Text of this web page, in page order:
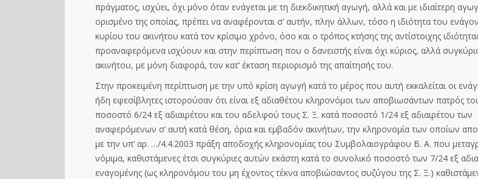
πράγματος, ισχύει, όχι μόνο όταν ενάγεται με τη διεκδικητική αγωγή, αλλά και με ιδιαίτερη
ορισμένο της οποίας, πρέπει να αναφέρονται σ’ αυτήν, πλην άλλων, τόσο η ιδιότητα του
κυρίου του ακινήτου κατά τον κρίσιμο χρόνο, όσο και ο τρόπος κτήσης της αντίστοιχης
προαναφερόμενα ισχύουν και στην περίπτωση που ο δανειστής είναι όχι κύριος, αλλά
ακινήτου, με μόνη διαφορά, τον κατ’ έκταση περιορισμό της απαίτησής του.
Στην προκειμένη περίπτωση με την υπό κρίση αγωγή κατά το μέρος που αυτή εκκαλείται οι ε
ήδη εφεσίβλητες ιστορούσαν ότι είναι εξ αδιαθέτου κληρονόμοι των αποβιωσάντων πατρός
ποσοστό 6/24 εξ αδιαιρέτου και του αδελφού τους Σ. Ξ. κατά ποσοστό 1/24 εξ αδιαιρέτου των
αναφερόμενων σ’ αυτή κατά θέση, όρια και εμβαδόν ακινήτων, την κληρονομία των οποίων
με την υπ’ αρ. …/4.4.2003 πράξη αποδοχής κληρονομίας του Συμβολαιογράφου Β. Α. που
νόμιμα, καθιστάμενες έτσι συγκύριες αυτών εκάστη κατά το συνολικό ποσοστό των 7/24 εξ
εναγομένης (ως κληρονόμου του μη έχοντος τέκνα αποβιώσαντος συζύγου της Σ. Ξ.)